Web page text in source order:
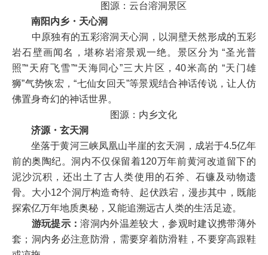
图源：云台溶洞景区
南阳内乡・天心洞
中原独有的五彩溶洞天心洞，以洞壁天然形成的五彩
岩石壁画闻名，堪称岩溶景观一绝。景区分为 “圣光普
照”“天府飞雪”“天海同心”三大片区，40米高的 “天门雄
狮”气势恢宏，“七仙女回天”等景观结合神话传说，让人仿
佛置身奇幻的神话世界。
图源：内乡文化
济源・玄天洞
坐落于黄河三峡凤凰山半崖的玄天洞，成岩于4.5亿年
前的奥陶纪。洞内不仅保留着120万年前黄河改道留下的
泥沙沉积，还出土了古人类使用的石斧、石镰及动物遗
骨。大小12个洞厅构造奇特、起伏跌宕，漫步其中，既能
探索亿万年地质奥秘，又能追溯远古人类的生活足迹。
游玩提示：溶洞内外温差较大，参观时建议携带薄外
套；洞内务必注意防滑，需要穿着防滑鞋，不要穿高跟鞋